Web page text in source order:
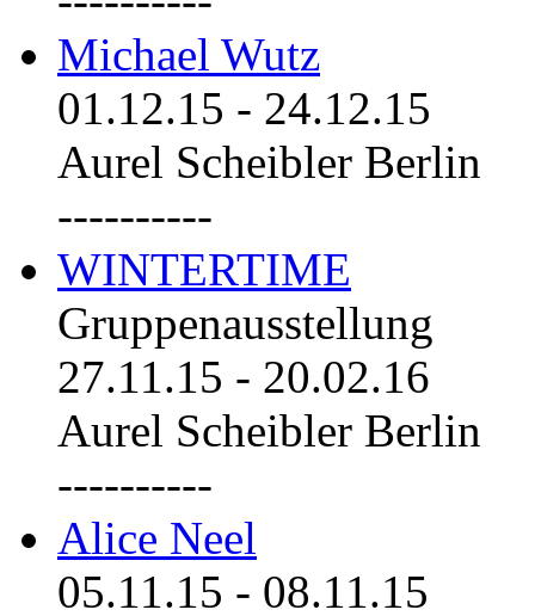
Michael Wutz
01.12.15 - 24.12.15
Aurel Scheibler Berlin
----------
WINTERTIME
Gruppenausstellung
27.11.15 - 20.02.16
Aurel Scheibler Berlin
----------
Alice Neel
05.11.15 - 08.11.15